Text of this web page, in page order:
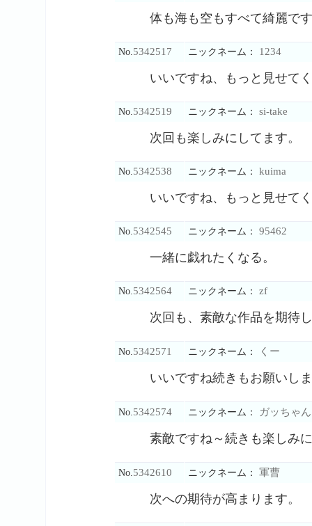
体も海も空もすべて綺麗で
No.5342517 ニックネーム： 1234
いいですね、もっと見せて
No.5342519 ニックネーム： si-take
次回も楽しみにしてます。
No.5342538 ニックネーム： kuima
いいですね、もっと見せて
No.5342545 ニックネーム： 95462
一緒に戯れたくなる。
No.5342564 ニックネーム： zf
次回も、素敵な作品を期待
No.5342571 ニックネーム： くー
いいですね続きもお願いし
No.5342574 ニックネーム： ガッちゃん
素敵ですね～続きも楽しみ
No.5342610 ニックネーム： 軍曹
次への期待が高まります。